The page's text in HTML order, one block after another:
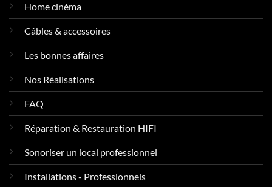
Home cinéma
Câbles & accessoires
Les bonnes affaires
Nos Réalisations
FAQ
Réparation & Restauration HIFI
Sonoriser un local professionnel
Installations - Professionnels